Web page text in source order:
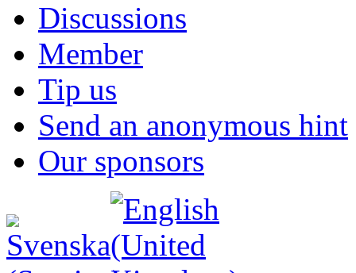
Discussions
Member
Tip us
Send an anonymous hint
Our sponsors